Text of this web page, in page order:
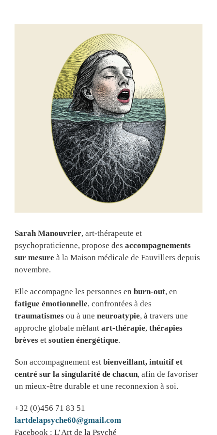
Sarah Manouvrier, art-thérapeute et
psychopraticienne, propose des accompagnements
sur mesure à la Maison médicale de Fauvillers depuis
novembre.
Elle accompagne les personnes en burn-out, en
fatigue émotionnelle, confrontées à des
traumatismes ou à une neuroatypie, à travers une
approche globale mêlant art-thérapie, thérapies
brèves et soutien énergétique.
Son accompagnement est bienveillant, intuitif et
centré sur la singularité de chacun, afin de favoriser
un mieux-être durable et une reconnexion à soi.
+32 (0)456 71 83 51
lartdelapsyche60@gmail.com
Facebook : L’Art de la Psyché